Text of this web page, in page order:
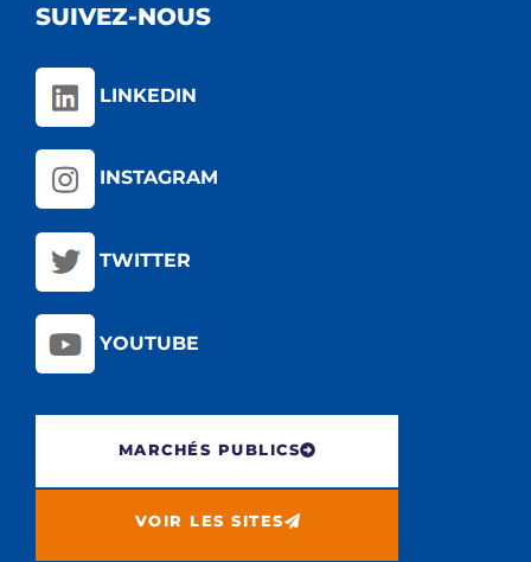
SUIVEZ-NOUS
LINKEDIN
INSTAGRAM
TWITTER
YOUTUBE
MARCHÉS PUBLICS
VOIR LES SITES